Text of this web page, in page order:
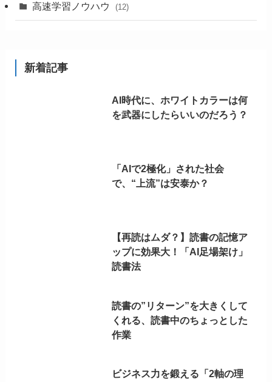
高速学習ノウハウ (12)
新着記事
AI時代に、ホワイトカラーは何
を武器にしたらいいのだろう？
「AIで2極化」された社会
で、“上流”は安泰か？
【再読はムダ？】読書の記憶ア
ップに効果大！「AI足場架け」
読書法
読書の”リターン”を大きくして
くれる、読書中のちょっとした
作業
ビジネス力を鍛える「2軸の理